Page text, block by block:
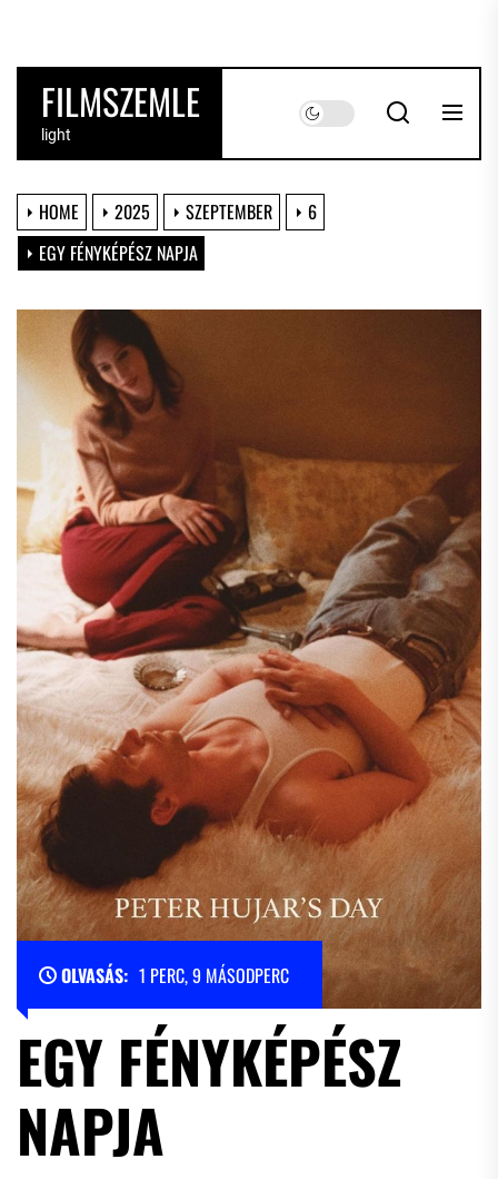
the
contentFILMSZEMLE
light
HOME 2025 SZEPTEMBER
6
EGY FÉNYKÉPÉSZ NAPJA
OLVASÁS: 1 PERC, 9 MÁSODPERC
EGY FÉNYKÉPÉSZ
NAPJA